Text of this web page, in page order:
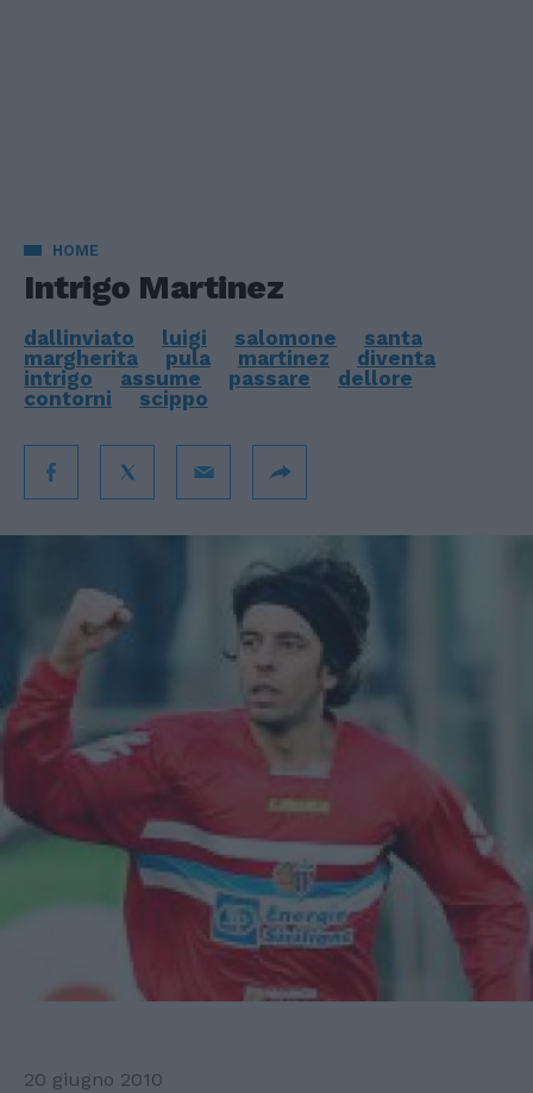
HOME
Intrigo Martinez
dallinviato luigi salomone
santa
margherita
pula martinez
diventa
intrigo
assume passare
dellore
contorni
scippo
20 giugno 2010